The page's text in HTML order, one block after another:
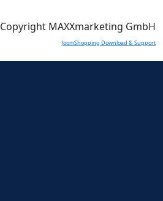
Copyright MAXXmarketing GmbH
JoomShopping Download & Support